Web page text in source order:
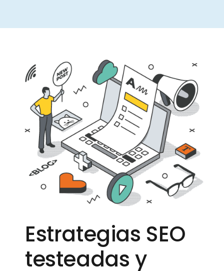
Estrategias SEO
testeadas y